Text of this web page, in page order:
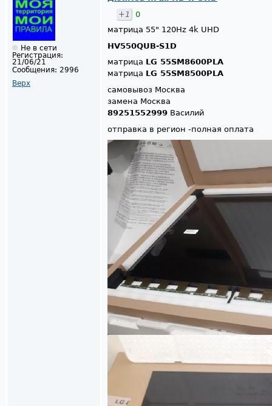
Не в сети
Регистрация:
21/06/21
Сообщения: 2996
Верх
+1
0
матрица 55" 120Hz 4k UHD
HV550QUB-S1D
матрица LG 55SM8600PLA
матрица LG 55SM8500PLA
самовывоз Москва
замена Москва
89251552999 Василий
отправка в регион -полная оплата